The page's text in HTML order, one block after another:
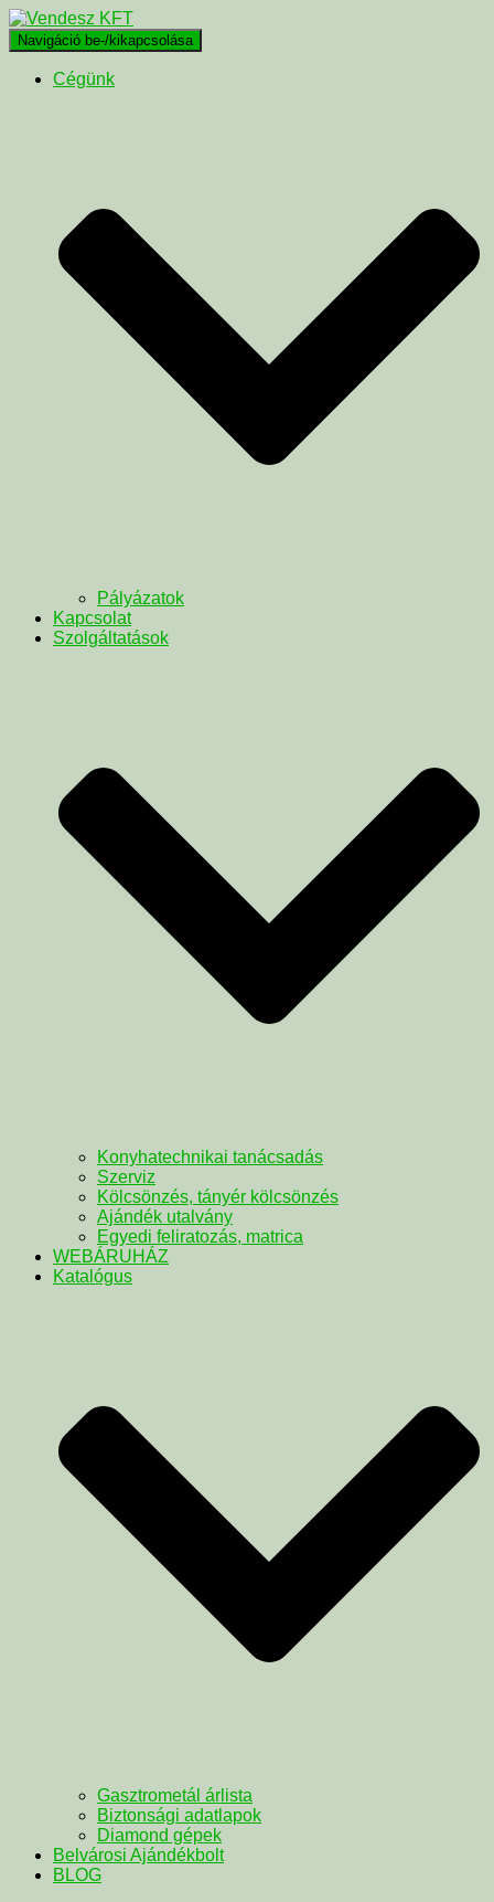
Navigáció be-/kikapcsolása
Cégünk
Pályázatok
Kapcsolat
Szolgáltatások
Konyhatechnikai tanácsadás
Szerviz
Kölcsönzés, tányér kölcsönzés
Ajándék utalvány
Egyedi feliratozás, matrica
WEBÁRUHÁZ
Katalógus
Gasztrometál árlista
Biztonsági adatlapok
Diamond gépek
Belvárosi Ajándékbolt
BLOG